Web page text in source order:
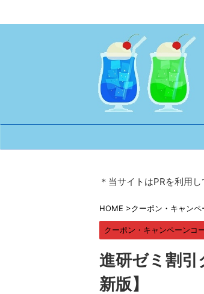
＊当サイトはPRを利用し
HOME >クーポン・キャンペ
クーポン・キャンペーンコ
進研ゼミ割引
新版】